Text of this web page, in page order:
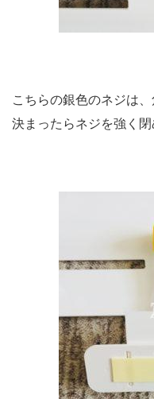
こちらの銀色のネジは
決まったらネジを強く閉